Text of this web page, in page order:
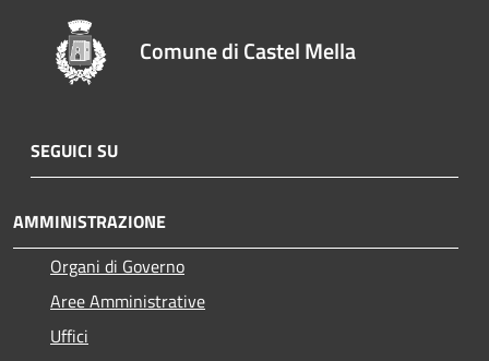
Comune di Castel Mella
SEGUICI SU
AMMINISTRAZIONE
Organi di Governo
Aree Amministrative
Uffici